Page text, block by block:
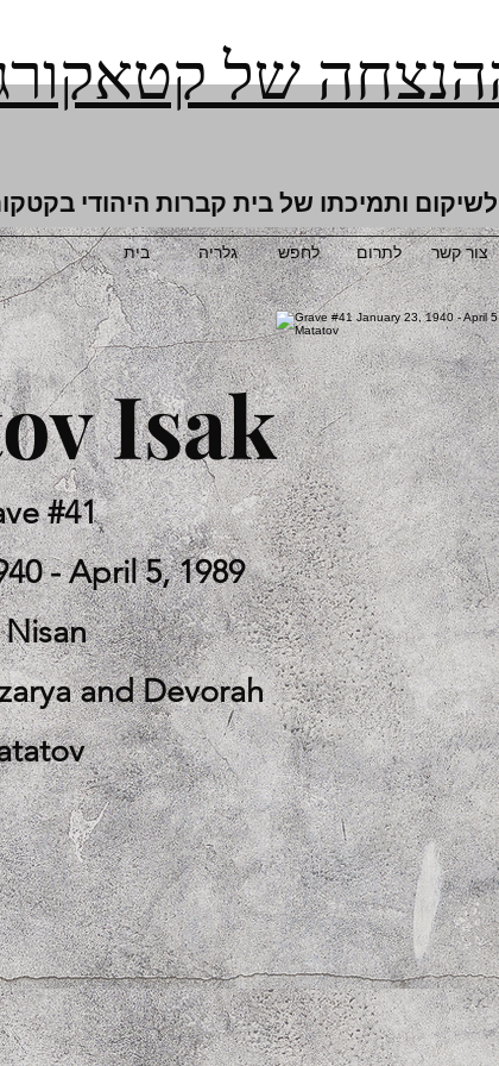
של
ותמיכתו של בית קברות היהודי
בית גלריה לחפש לתרום צור קשר
Isak
#41
- April 5, 1989
and Devorah